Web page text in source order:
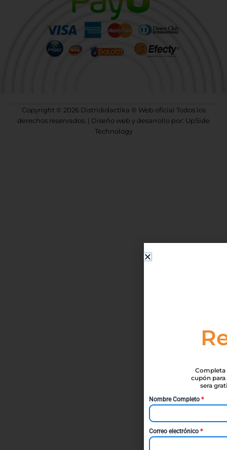
Copyright © 2026 Distrididactika ® Web oficial Todos los
derechos reservados. | Diseño web y desarrollo por: UpSide
Technology
Completa
cupón para
sera
Nombre Completo *
Correo electrónico *